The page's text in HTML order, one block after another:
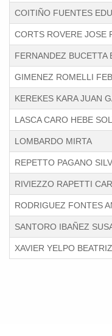
COITIÑO FUENTES
CORTS ROVERE JOSE
FERNANDEZ BUCETTA
GIMENEZ ROMELLI
KEREKES KARA JUAN
LASCA CARO HEBE
LOMBARDO MIRTA
REPETTO PAGANO
RIVIEZZO RAPETTI
RODRIGUEZ FONTES
SANTORO IBAÑEZ
XAVIER YELPO